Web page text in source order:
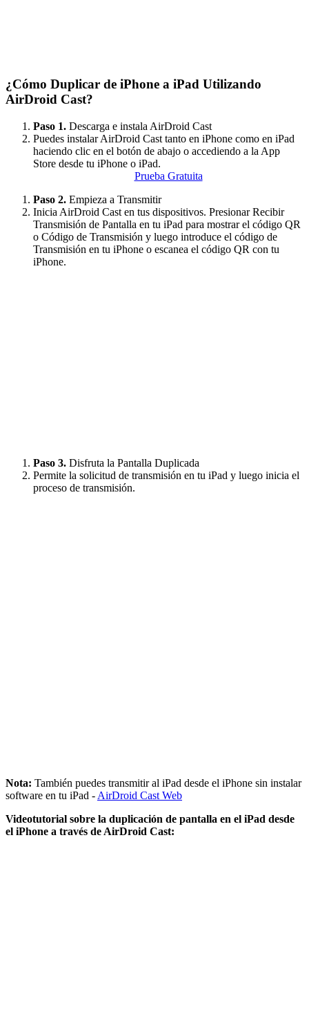
¿Cómo Duplicar de iPhone a iPad Utilizando
AirDroid Cast?
Paso 1. Descarga e instala AirDroid Cast
Puedes instalar AirDroid Cast tanto en iPhone como en iPad
haciendo clic en el botón de abajo o accediendo a la App
Store desde tu iPhone o iPad.
Prueba Gratuita
Paso 2. Empieza a Transmitir
Inicia AirDroid Cast en tus dispositivos. Presionar Recibir
Transmisión de Pantalla en tu iPad para mostrar el código QR
o Código de Transmisión y luego introduce el código de
Transmisión en tu iPhone o escanea el código QR con tu
iPhone.
Paso 3. Disfruta la Pantalla Duplicada
Permite la solicitud de transmisión en tu iPad y luego inicia el
proceso de transmisión.
Nota: También puedes transmitir al iPad desde el iPhone sin instalar
software en tu iPad - AirDroid Cast Web
Videotutorial sobre la duplicación de pantalla en el iPad desde
el iPhone a través de AirDroid Cast: